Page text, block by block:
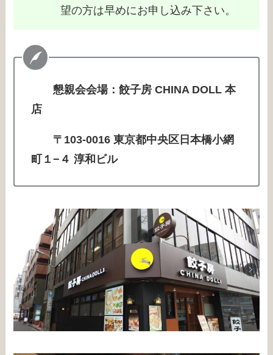
望の方は早めにお申し込み下さい。
懇親会会場：餃子房 CHINA DOLL 本
店
〒103-0016 東京都中央区日本橋小網
町１−４ 淳和ビル